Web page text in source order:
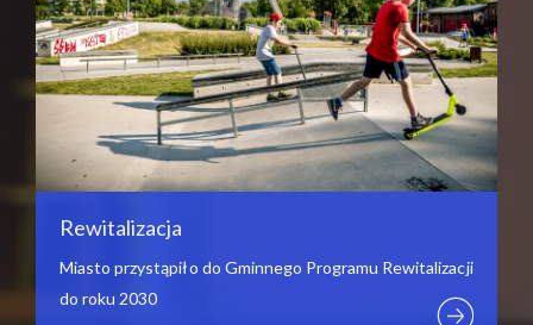
Rewitalizacja
Miasto przystąpiło do Gminnego Programu Rewitalizacji
do roku 2030